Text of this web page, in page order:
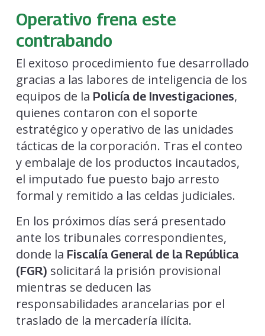
Operativo frena este
contrabando
El exitoso procedimiento fue desarrollado
gracias a las labores de inteligencia de los
equipos de la Policía de Investigaciones,
quienes contaron con el soporte
estratégico y operativo de las unidades
tácticas de la corporación. Tras el conteo
y embalaje de los productos incautados,
el imputado fue puesto bajo arresto
formal y remitido a las celdas judiciales.
En los próximos días será presentado
ante los tribunales correspondientes,
donde la Fiscalía General de la República
(FGR) solicitará la prisión provisional
mientras se deducen las
responsabilidades arancelarias por el
traslado de la mercadería ilícita.